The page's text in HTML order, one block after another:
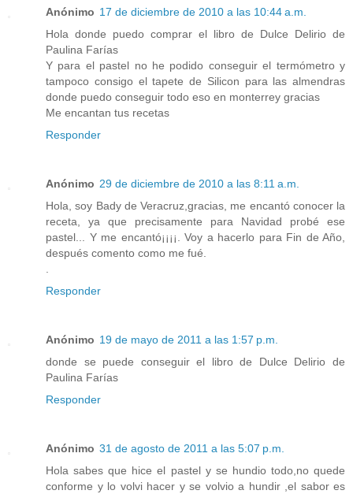
Anónimo 17 de diciembre de 2010 a las 10:44 a.m.
Hola donde puedo comprar el libro de Dulce Delirio de
Paulina Farías
Y para el pastel no he podido conseguir el termómetro y
tampoco consigo el tapete de Silicon para las almendras
donde puedo conseguir todo eso en monterrey gracias
Me encantan tus recetas
Responder
Anónimo 29 de diciembre de 2010 a las 8:11 a.m.
Hola, soy Bady de Veracruz,gracias, me encantó conocer la
receta, ya que precisamente para Navidad probé ese
pastel... Y me encantó¡¡¡¡. Voy a hacerlo para Fin de Año,
después comento como me fué.
Responder
Anónimo 19 de mayo de 2011 a las 1:57 p.m.
donde se puede conseguir el libro de Dulce Delirio de
Paulina Farías
Responder
Anónimo 31 de agosto de 2011 a las 5:07 p.m.
Hola sabes que hice el pastel y se hundio todo,no quede
conforme y lo volvi hacer y se volvio a hundir ,el sabor es